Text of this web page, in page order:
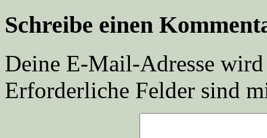
Schreibe einen
Deine E-Mail-Adresse
Erforderliche Felder sind